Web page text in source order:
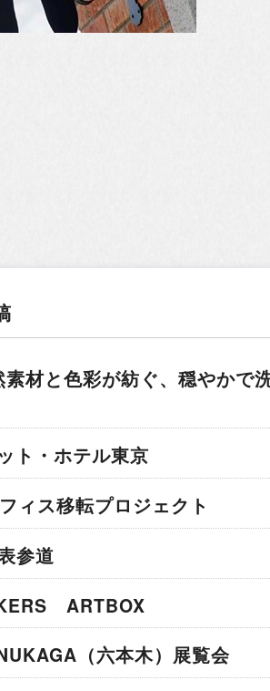
材と色彩が紡ぐ、穏やかで
ト・ホテル東京
ィス移転プロジェクト
参道
ARTBOX
（六本木）展覧会